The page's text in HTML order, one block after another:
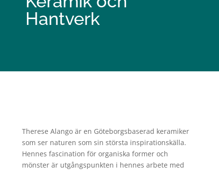
Hantverk
Therese Alango är en Göteborgsbaserad keramiker
som ser naturen som sin största inspirationskälla.
Hennes fascination för organiska former och
mönster är utgångspunkten i hennes arbete med